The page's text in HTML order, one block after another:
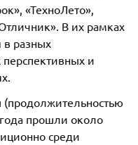
«ТехноЛето»,
В их рамках
в разных
перспективных и
прошли около
среди